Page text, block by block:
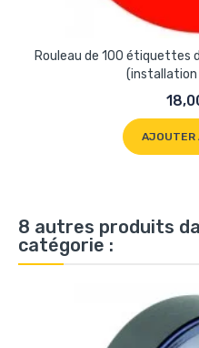
Rouleau de 100 étiquettes
AJOUTER
8 autres produits
catégorie :